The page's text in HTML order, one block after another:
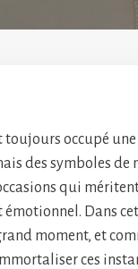
toujours occupé
des symboles
qui
Dans
moment, et
ces